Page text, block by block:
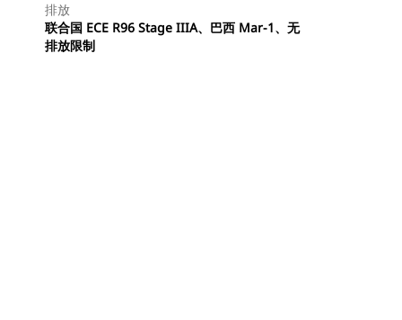
排放
联合国 ECE R96 Stage IIIA、巴西 Mar-1、无
排放限制